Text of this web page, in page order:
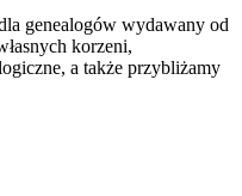
genealogów wydawany od
korzeni,
a także przybliżamy